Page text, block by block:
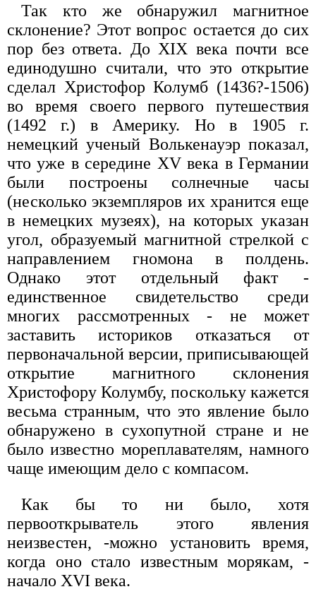
Так кто же обнаружил магнитное
склонение? Этот вопрос остается до сих
пор без ответа. До XIX века почти все
единодушно считали, что это открытие
сделал Христофор Колумб (1436?-1506)
во время своего первого путешествия
(1492 г.) в Америку. Но в 1905 г.
немецкий ученый Волькенауэр показал,
что уже в середине XV века в Германии
были построены солнечные часы
(несколько экземпляров их хранится еще
в немецких музеях), на которых указан
угол, образуемый магнитной стрелкой с
направлением гномона в полдень.
Однако этот отдельный факт -
единственное свидетельство среди
многих рассмотренных - не может
заставить историков отказаться от
первоначальной версии, приписывающей
открытие магнитного склонения
Христофору Колумбу, поскольку кажется
весьма странным, что это явление было
обнаружено в сухопутной стране и не
было известно мореплавателям, намного
чаще имеющим дело с компасом.
Как бы то ни было, хотя
первооткрыватель этого явления
неизвестен, -можно установить время,
когда оно стало известным морякам, -
начало XVI века.